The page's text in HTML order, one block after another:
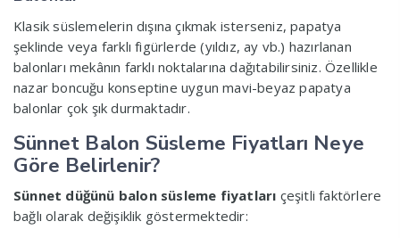
Klasik süslemelerin dışına çıkmak isterseniz, papatya
şeklinde veya farklı figürlerde (yıldız, ay vb.) hazırlanan
balonları mekânın farklı noktalarına dağıtabilirsiniz. Özellikle
nazar boncuğu konseptine uygun mavi-beyaz papatya
balonlar çok şık durmaktadır.
Sünnet Balon Süsleme Fiyatları Neye
Göre Belirlenir?
Sünnet düğünü balon süsleme fiyatları çeşitli faktörlere
bağlı olarak değişiklik göstermektedir: